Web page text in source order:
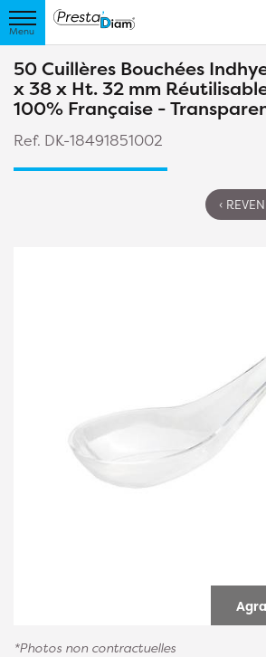
50 Cuillères Bouchées
x 38 x Ht. 32 mm
100% Française -
Ref. DK-18491851002
‹
*Photos non contractuelles